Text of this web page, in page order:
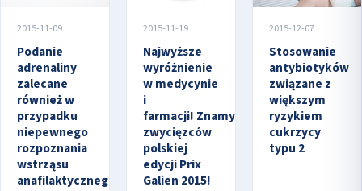
2015-11-09
Podanie
adrenaliny
zalecane
również w
przypadku
niepewnego
rozpoznania
wstrząsu
anafilaktycznego
2015-11-19
Najwyższe
wyróżnienie
w medycynie
i
farmacji! Znamy
zwycięzców
polskiej
edycji Prix
Galien 2015!
2015-12-07
Stosowanie
antybiotyków
związane z
większym
ryzykiem
cukrzycy
typu 2